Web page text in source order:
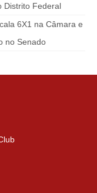
Distrito Federal
6X1 na Câmara e
no Senado